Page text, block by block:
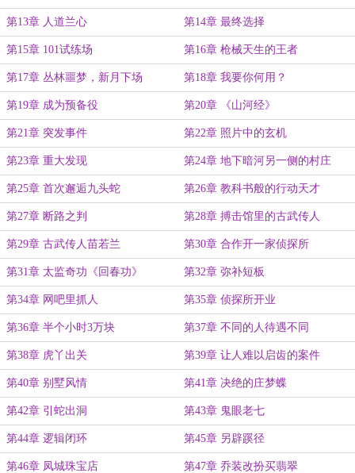
第13章 人道兰心 第14章 最终选择
第15章 101试练场 第16章 枪械天生的王者
第17章 丛林噩梦，新月下场 第18章 我要你何用？
第19章 成为预备役 第20章 《山河经》
第21章 突发事件 第22章 照片中的玄机
第23章 重大发现 第24章 地下暗河另一侧的村庄
第25章 首次邂逅九头蛇 第26章 教科书般的行动天才
第27章 断路之判 第28章 搏击馆里的古武传人
第29章 古武传人苗若兰 第30章 合作开一家侦探所
第31章 太监奇功《回春功》 第32章 弥补短板
第34章 网吧里抓人 第35章 侦探所开业
第36章 半个小时3万块 第37章 不同的人待遇不同
第38章 虎丫出关 第39章 让人难以启齿的案件
第40章 别墅风情 第41章 决绝的庄梦蝶
第42章 引蛇出洞 第43章 鬼眼老七
第44章 逻辑闭环 第45章 另辟蹊径
第46章 凤城珠宝店 第47章 乔装改扮买翡翠